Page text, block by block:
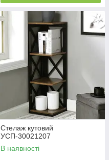
Стелаж кутовий
УСП-30021207
В наявності